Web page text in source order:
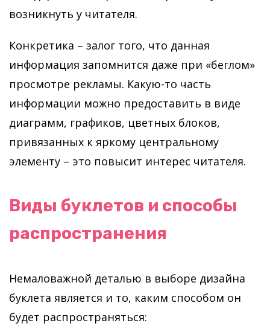
возникнуть у читателя.
Конкретика – залог того, что данная
информация запомнится даже при «беглом»
просмотре рекламы. Какую-то часть
информации можно предоставить в виде
диаграмм, графиков, цветных блоков,
привязанных к яркому центральному
элементу – это повысит интерес читателя.
Виды буклетов и способы
распространения
Немаловажной деталью в выборе дизайна
буклета является и то, каким способом он
будет распространяться: